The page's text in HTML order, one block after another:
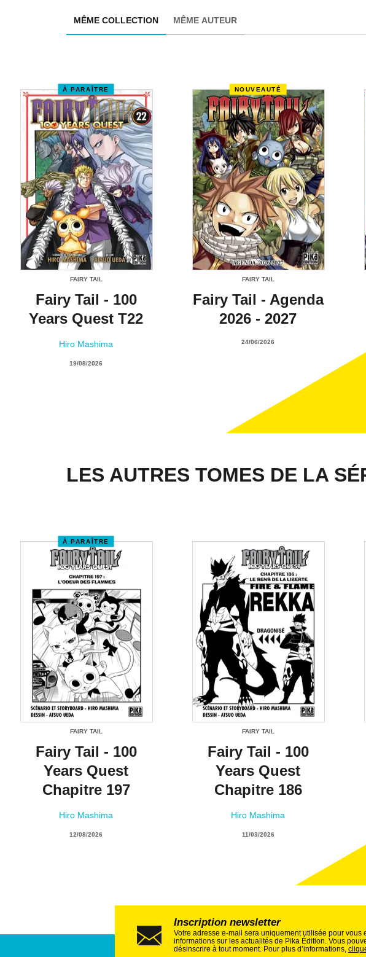
MÊME COLLECTION MÊME AUTEUR
À PARAÎTRE
FAIRY TAIL
Fairy Tail - 100
Years Quest T22
Hiro Mashima
19/08/2026
NOUVEAUTÉ
FAIRY TAIL
Fairy Tail - Agenda
2026 - 2027
24/06/2026
LES AUTRES TOMES DE LA
À PARAÎTRE
FAIRY TAIL
Fairy Tail - 100
Years Quest
Chapitre 197
Hiro Mashima
12/08/2026
FAIRY TAIL
Fairy Tail - 100
Years Quest
Chapitre 186
Hiro Mashima
11/03/2026
Inscription newsletter
Votre adresse e-mail sera uniquement utilisée pour vous
informations sur les actualités de Pika Édition. Vous
désinscrire à tout moment. Pour plus d’informations,